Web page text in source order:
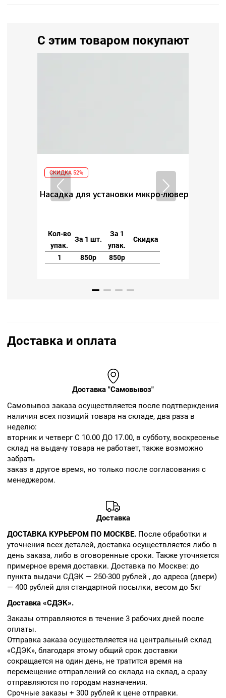
С этим товаром покупают
СКИДКА 52%
Насадка для установки микро-люверсов на 2
Кол-во
упак.
За 1 шт.
За 1
упак.
Скидка
1 850р 850р
Доставка и оплата
Доставка "Самовывоз"
Cамовывоз заказа осуществляется после подтверждения
наличия всех позиций товара на складе, два раза в
неделю:
вторник и четверг С 10.00 ДО 17.00, в субботу, воскресенье
склад на выдачу товара не работает, также возможно
забрать
заказ в другое время, но только после согласования с
менеджером.
Доставка
ДОСТАВКА КУРЬЕРОМ ПО МОСКВЕ. После обработки и
уточнения всех деталей, доставка осуществляется либо в
день заказа, либо в оговоренные сроки. Также уточняется
примерное время доставки. Доставка по Москве: до
пункта выдачи СДЭК — 250-300 рублей , до адреса (двери)
— 400 рублей для стандартной посылки, весом до 5кг
Доставка «СДЭК».
Заказы отправляются в течение 3 рабочих дней после
оплаты.
Отправка заказа осуществляется на центральный склад
«СДЭК», благодаря этому общий срок доставки
сокращается на один день, не тратится время на
перемещение отправлений со склада на склад, а сразу
отправляются по городам назначения.
Срочные заказы + 300 рублей к цене отправки.